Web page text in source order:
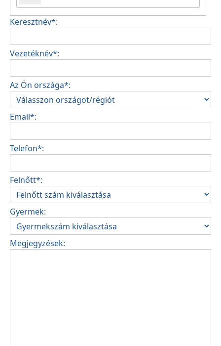
Keresztnév*:
Vezetéknév*:
Az Ön országa*:
Email*:
Telefon*:
Felnőtt*:
Gyermek:
Megjegyzések: